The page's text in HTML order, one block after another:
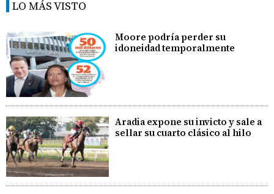
LO MÁS VISTO
Moore podría perder su
idoneidad temporalmente
Aradia expone su invicto y sale a
sellar su cuarto clásico al hilo